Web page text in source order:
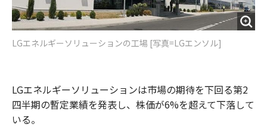
LGエネルギーソリューションの工場 [写真=LGエンソル]
LGエネルギーソリューションは市場の期待を下回る第2
四半期の暫定業績を発表し、株価が6%を超えて下落して
いる。